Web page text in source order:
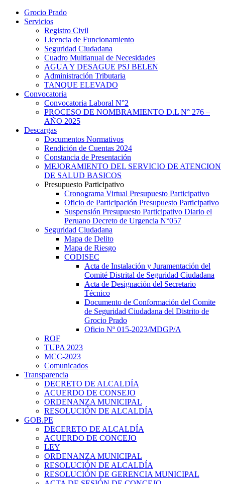
Grocio Prado
Servicios
Registro Civil
Licencia de Funcionamiento
Seguridad Ciudadana
Cuadro Multianual de Necesidades
AGUA Y DESAGUE PSJ BELEN
Administración Tributaria
TANQUE ELEVADO
Convocatoria
Convocatoria Laboral N°2
PROCESO DE NOMBRAMIENTO D.L N° 276 –
AÑO 2025
Descargas
Documentos Normativos
Rendición de Cuentas 2024
Constancia de Presentación
MEJORAMIENTO DEL SERVICIO DE ATENCION
DE SALUD BASICOS
Presupuesto Participativo
Cronograma Virtual Presupuesto Participativo
Oficio de Participación Presupuesto Participativo
Suspensión Presupuesto Participativo Diario el
Peruano Decreto de Urgencia N°057
Seguridad Ciudadana
Mapa de Delito
Mapa de Riesgo
CODISEC
Acta de Instalación y Juramentación del
Comité Distrital de Seguridad Ciudadana
Acta de Designación del Secretario
Técnico
Documento de Conformación del Comite
de Seguridad Ciudadana del Distrito de
Grocio Prado
Oficio Nº 015-2023/MDGP/A
ROF
TUPA 2023
MCC-2023
Comunicados
Transparencia
DECRETO DE ALCALDÍA
ACUERDO DE CONSEJO
ORDENANZA MUNICIPAL
RESOLUCIÓN DE ALCALDÍA
GOB.PE
DECERETO DE ALCALDÍA
ACUERDO DE CONCEJO
LEY
ORDENANZA MUNICIPAL
RESOLUCIÓN DE ALCALDÍA
RESOLUCIÓN DE GERENCIA MUNICIPAL